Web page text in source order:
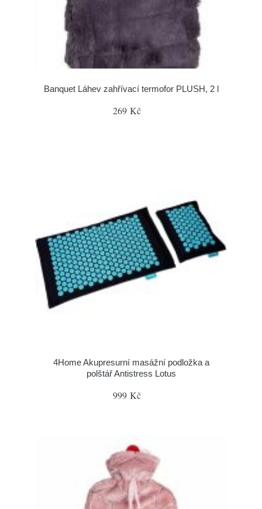
Banquet Láhev zahřívací termofor PLUSH, 2 l
269 Kč
4Home Akupresurní masážní podložka a
polštář Antistress Lotus
999 Kč